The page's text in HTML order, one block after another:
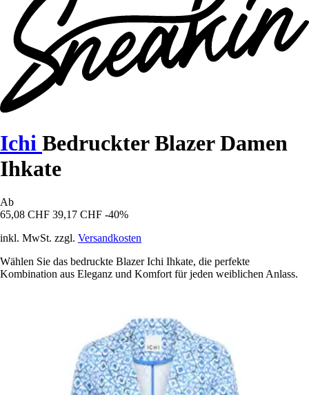
Ichi Bedruckter Blazer Damen
Ihkate
Ab
65,08 CHF 39,17 CHF -40%
inkl. MwSt. zzgl. Versandkosten
Wählen Sie das bedruckte Blazer Ichi Ihkate, die perfekte
Kombination aus Eleganz und Komfort für jeden weiblichen Anlass.